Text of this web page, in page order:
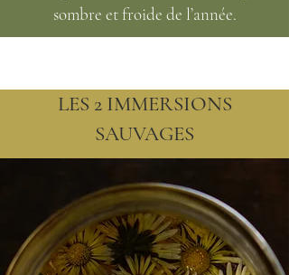
sombre et froide de l’année.
LES 2 IMMERSIONS
SAUVAGES